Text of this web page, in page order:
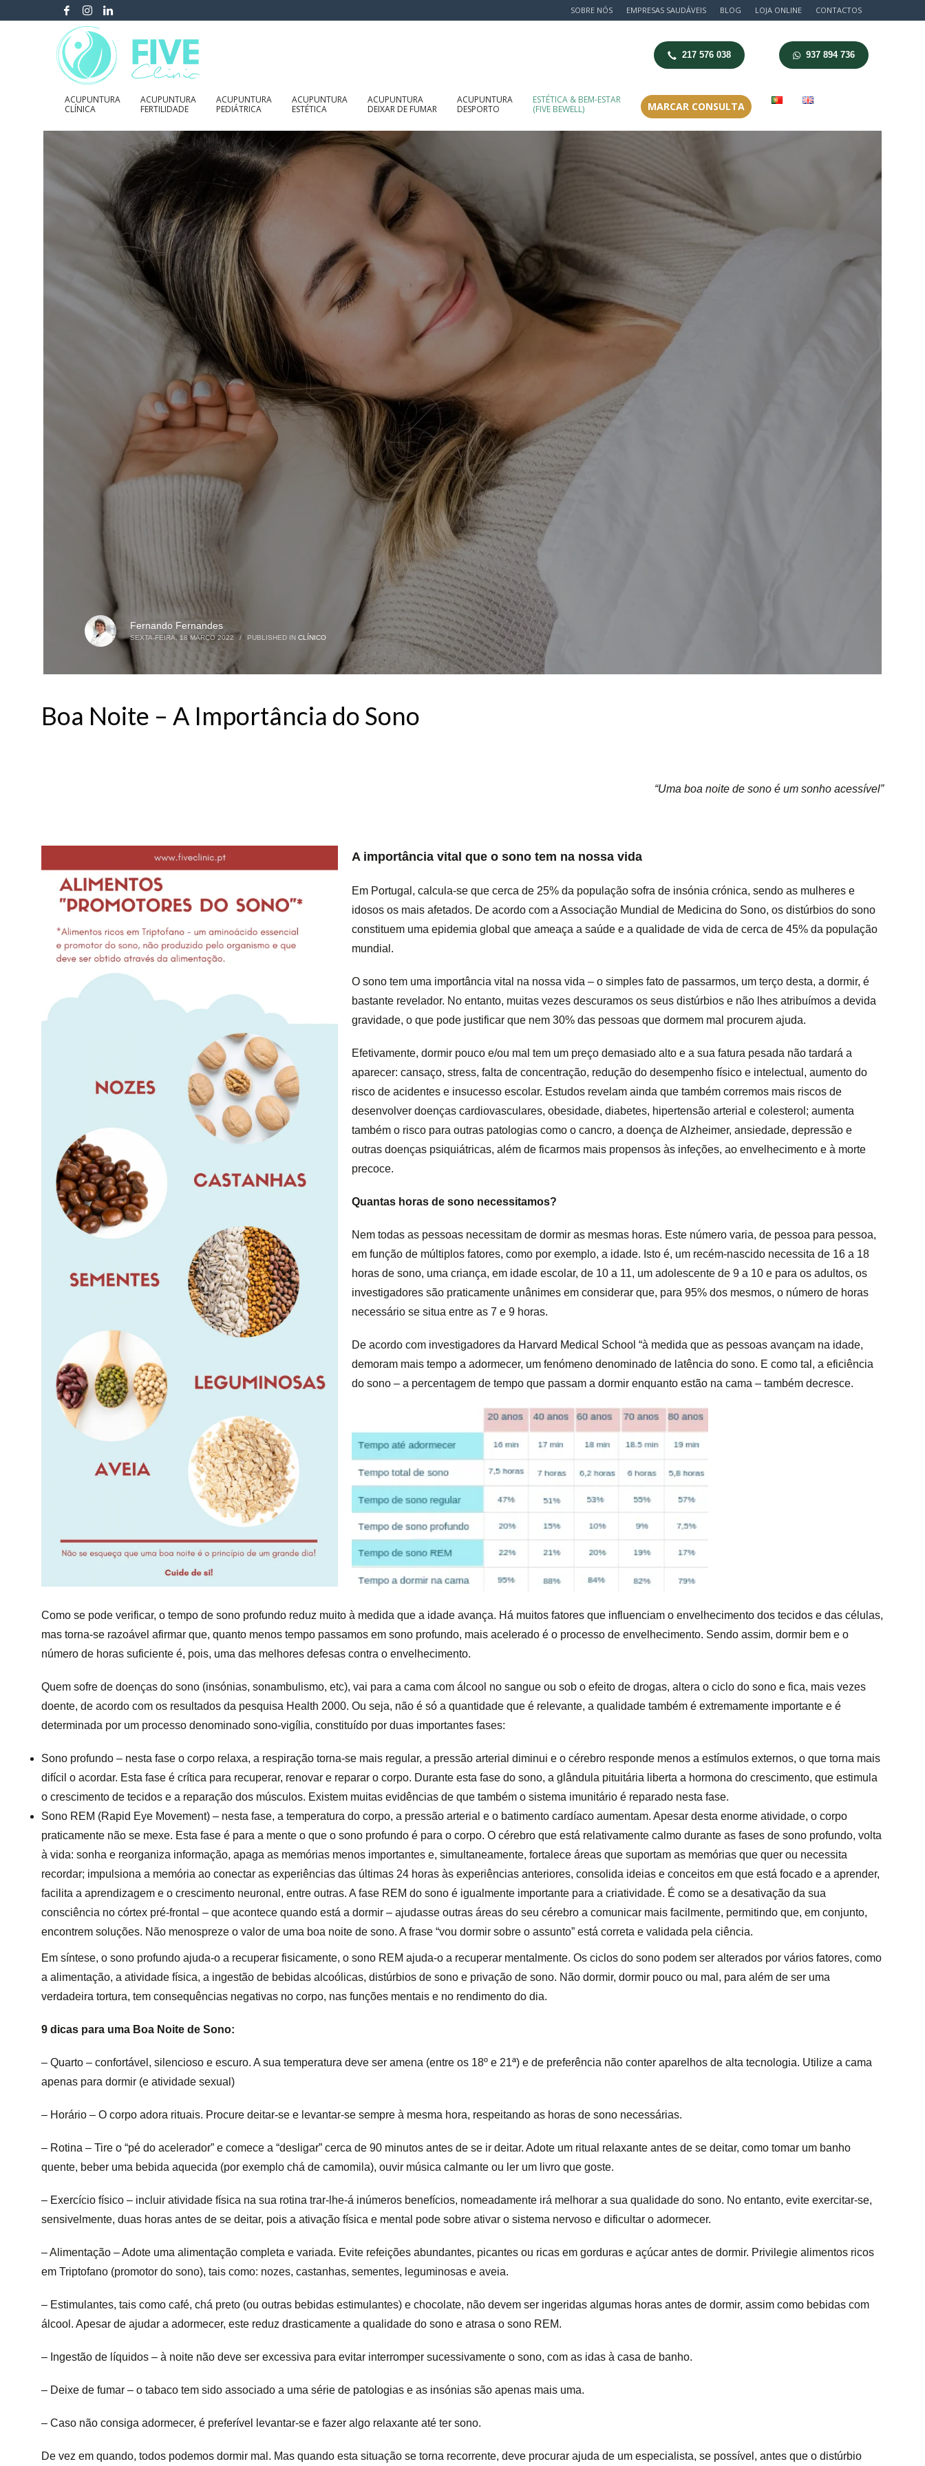
SOBRE NÓS EMPRESAS SAUDÁVEIS BLOG LOJA ONLINE CONTACTOS
217 576 038 937 894 736
ACUPUNTURA
CLÍNICA
ACUPUNTURA
FERTILIDADE
ACUPUNTURA
PEDIÁTRICA
ACUPUNTURA
ESTÉTICA
ACUPUNTURA
DEIXAR DE FUMAR
ACUPUNTURA
DESPORTO
ESTÉTICA & BEM-ESTAR
(FIVE BEWELL)
MARCAR CONSULTA
Fernando Fernandes
SEXTA-FEIRA, 18 MARÇO 2022 / PUBLISHED IN CLÍNICO
Boa Noite – A Importância do Sono
“Uma boa noite de sono é um sonho acessível”
A importância vital que o sono tem na nossa vida
Em Portugal, calcula-se que cerca de 25% da população sofra de insónia crónica, sendo as mulheres e
idosos os mais afetados. De acordo com a Associação Mundial de Medicina do Sono, os distúrbios do sono
constituem uma epidemia global que ameaça a saúde e a qualidade de vida de cerca de 45% da população
mundial.
O sono tem uma importância vital na nossa vida – o simples fato de passarmos, um terço desta, a dormir, é
bastante revelador. No entanto, muitas vezes descuramos os seus distúrbios e não lhes atribuímos a devida
gravidade, o que pode justificar que nem 30% das pessoas que dormem mal procurem ajuda.
Efetivamente, dormir pouco e/ou mal tem um preço demasiado alto e a sua fatura pesada não tardará a
aparecer: cansaço, stress, falta de concentração, redução do desempenho físico e intelectual, aumento do
risco de acidentes e insucesso escolar. Estudos revelam ainda que também corremos mais riscos de
desenvolver doenças cardiovasculares, obesidade, diabetes, hipertensão arterial e colesterol; aumenta
também o risco para outras patologias como o cancro, a doença de Alzheimer, ansiedade, depressão e
outras doenças psiquiátricas, além de ficarmos mais propensos às infeções, ao envelhecimento e à morte
precoce.
Quantas horas de sono necessitamos?
Nem todas as pessoas necessitam de dormir as mesmas horas. Este número varia, de pessoa para pessoa,
em função de múltiplos fatores, como por exemplo, a idade. Isto é, um recém-nascido necessita de 16 a 18
horas de sono, uma criança, em idade escolar, de 10 a 11, um adolescente de 9 a 10 e para os adultos, os
investigadores são praticamente unânimes em considerar que, para 95% dos mesmos, o número de horas
necessário se situa entre as 7 e 9 horas.
De acordo com investigadores da Harvard Medical School “à medida que as pessoas avançam na idade,
demoram mais tempo a adormecer, um fenómeno denominado de latência do sono. E como tal, a eficiência
do sono – a percentagem de tempo que passam a dormir enquanto estão na cama – também decresce.
Como se pode verificar, o tempo de sono profundo reduz muito à medida que a idade avança. Há muitos fatores que influenciam o envelhecimento dos tecidos e das células,
mas torna-se razoável afirmar que, quanto menos tempo passamos em sono profundo, mais acelerado é o processo de envelhecimento. Sendo assim, dormir bem e o
número de horas suficiente é, pois, uma das melhores defesas contra o envelhecimento.
Quem sofre de doenças do sono (insónias, sonambulismo, etc), vai para a cama com álcool no sangue ou sob o efeito de drogas, altera o ciclo do sono e fica, mais vezes
doente, de acordo com os resultados da pesquisa Health 2000. Ou seja, não é só a quantidade que é relevante, a qualidade também é extremamente importante e é
determinada por um processo denominado sono-vigília, constituído por duas importantes fases:
Sono profundo – nesta fase o corpo relaxa, a respiração torna-se mais regular, a pressão arterial diminui e o cérebro responde menos a estímulos externos, o que torna mais
difícil o acordar. Esta fase é crítica para recuperar, renovar e reparar o corpo. Durante esta fase do sono, a glândula pituitária liberta a hormona do crescimento, que estimula
o crescimento de tecidos e a reparação dos músculos. Existem muitas evidências de que também o sistema imunitário é reparado nesta fase.
Sono REM (Rapid Eye Movement) – nesta fase, a temperatura do corpo, a pressão arterial e o batimento cardíaco aumentam. Apesar desta enorme atividade, o corpo
praticamente não se mexe. Esta fase é para a mente o que o sono profundo é para o corpo. O cérebro que está relativamente calmo durante as fases de sono profundo, volta
à vida: sonha e reorganiza informação, apaga as memórias menos importantes e, simultaneamente, fortalece áreas que suportam as memórias que quer ou necessita
recordar; impulsiona a memória ao conectar as experiências das últimas 24 horas às experiências anteriores, consolida ideias e conceitos em que está focado e a aprender,
facilita a aprendizagem e o crescimento neuronal, entre outras. A fase REM do sono é igualmente importante para a criatividade. É como se a desativação da sua
consciência no córtex pré-frontal – que acontece quando está a dormir – ajudasse outras áreas do seu cérebro a comunicar mais facilmente, permitindo que, em conjunto,
encontrem soluções. Não menospreze o valor de uma boa noite de sono. A frase “vou dormir sobre o assunto” está correta e validada pela ciência.
Em síntese, o sono profundo ajuda-o a recuperar fisicamente, o sono REM ajuda-o a recuperar mentalmente. Os ciclos do sono podem ser alterados por vários fatores, como
a alimentação, a atividade física, a ingestão de bebidas alcoólicas, distúrbios de sono e privação de sono. Não dormir, dormir pouco ou mal, para além de ser uma
verdadeira tortura, tem consequências negativas no corpo, nas funções mentais e no rendimento do dia.
9 dicas para uma Boa Noite de Sono:
– Quarto – confortável, silencioso e escuro. A sua temperatura deve ser amena (entre os 18º e 21ª) e de preferência não conter aparelhos de alta tecnologia. Utilize a cama
apenas para dormir (e atividade sexual)
– Horário – O corpo adora rituais. Procure deitar-se e levantar-se sempre à mesma hora, respeitando as horas de sono necessárias.
– Rotina – Tire o “pé do acelerador” e comece a “desligar” cerca de 90 minutos antes de se ir deitar. Adote um ritual relaxante antes de se deitar, como tomar um banho
quente, beber uma bebida aquecida (por exemplo chá de camomila), ouvir música calmante ou ler um livro que goste.
– Exercício físico – incluir atividade física na sua rotina trar-lhe-á inúmeros benefícios, nomeadamente irá melhorar a sua qualidade do sono. No entanto, evite exercitar-se,
sensivelmente, duas horas antes de se deitar, pois a ativação física e mental pode sobre ativar o sistema nervoso e dificultar o adormecer.
– Alimentação – Adote uma alimentação completa e variada. Evite refeições abundantes, picantes ou ricas em gorduras e açúcar antes de dormir. Privilegie alimentos ricos
em Triptofano (promotor do sono), tais como: nozes, castanhas, sementes, leguminosas e aveia.
– Estimulantes, tais como café, chá preto (ou outras bebidas estimulantes) e chocolate, não devem ser ingeridas algumas horas antes de dormir, assim como bebidas com
álcool. Apesar de ajudar a adormecer, este reduz drasticamente a qualidade do sono e atrasa o sono REM.
– Ingestão de líquidos – à noite não deve ser excessiva para evitar interromper sucessivamente o sono, com as idas à casa de banho.
– Deixe de fumar – o tabaco tem sido associado a uma série de patologias e as insónias são apenas mais uma.
– Caso não consiga adormecer, é preferível levantar-se e fazer algo relaxante até ter sono.
De vez em quando, todos podemos dormir mal. Mas quando esta situação se torna recorrente, deve procurar ajuda de um especialista, se possível, antes que o distúrbio